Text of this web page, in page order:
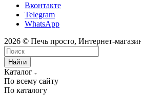
Вконтакте
Telegram
WhatsApp
2026 © Печь просто, Интернет-
Найти
Каталог
По всему сайту
По каталогу